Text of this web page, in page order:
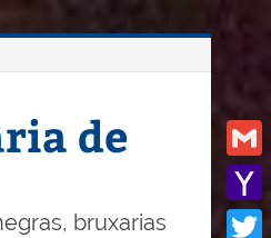
de
bruxarias
Gmail